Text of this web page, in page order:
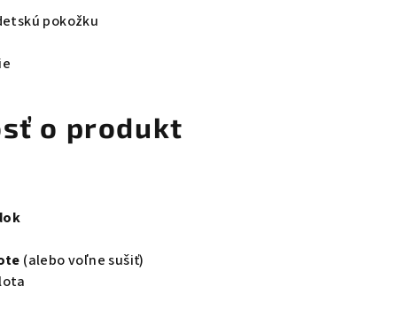
pokožku
o produkt
(alebo voľne sušiť)